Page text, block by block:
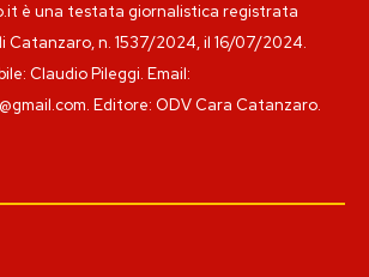
è una testata giornalistica registrata
Catanzaro, n. 1537/2024, il 16/07/2024.
Claudio Pileggi. Email:
Editore: ODV Cara Catanzaro.